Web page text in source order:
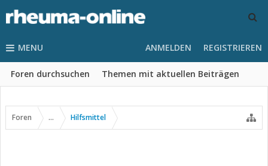
MENU
Foren durchsuchen Themen mit aktuellen Beiträgen
ANMELDEN REGISTRIEREN
Foren ... Hilfsmittel